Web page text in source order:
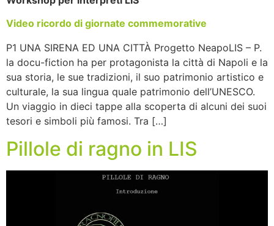
Video ricordo di giornate commemorative
P1 UNA SIRENA ED UNA CITTÀ Progetto NeapoLIS – P.
la docu-fiction ha per protagonista la città di Napoli e la
sua storia, le sue tradizioni, il suo patrimonio artistico e
culturale, la sua lingua quale patrimonio dell’UNESCO.
Un viaggio in dieci tappe alla scoperta di alcuni dei suoi
tesori e simboli più famosi. Tra […]
Pillole di ragno in LIS